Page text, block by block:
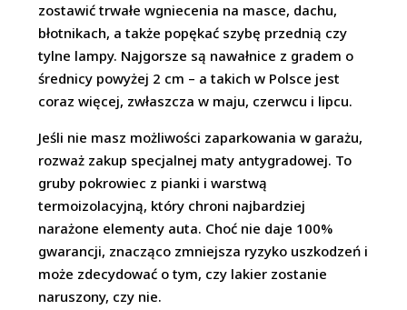
zostawić trwałe wgniecenia na masce, dachu,
błotnikach, a także popękać szybę przednią czy
tylne lampy. Najgorsze są nawałnice z gradem o
średnicy powyżej 2 cm – a takich w Polsce jest
coraz więcej, zwłaszcza w maju, czerwcu i lipcu.
Jeśli nie masz możliwości zaparkowania w garażu,
rozważ zakup specjalnej maty antygradowej. To
gruby pokrowiec z pianki i warstwą
termoizolacyjną, który chroni najbardziej
narażone elementy auta. Choć nie daje 100%
gwarancji, znacząco zmniejsza ryzyko uszkodzeń i
może zdecydować o tym, czy lakier zostanie
naruszony, czy nie.